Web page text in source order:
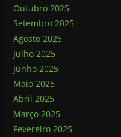
Outubro 2025
Setembro 2025
Agosto 2025
Julho 2025
Junho 2025
Maio 2025
Abril 2025
Março 2025
Fevereiro 2025